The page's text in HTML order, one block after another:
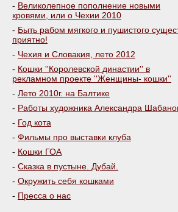
- Великолепное пополнение новыми
кровями, или о Чехии 2010
- Быть рабом мягкого и пушистого
приятно!
- Чехия и Словакия, лето 2012
- Кошки ''Королевской династии'' в
рекламном проекте ''Женщины- кошки''
- Лето 2010г. на Балтике
- Работы художника Александра
- Год кота
- Фильмы про выставки клуба
- Кошки ГОА
- Сказка в пустыне. Дубай.
- Окружить себя кошками
- Пресса о нас